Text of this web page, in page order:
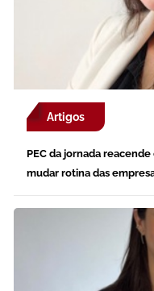
Artigos
PEC da jornada
mudar rotina das